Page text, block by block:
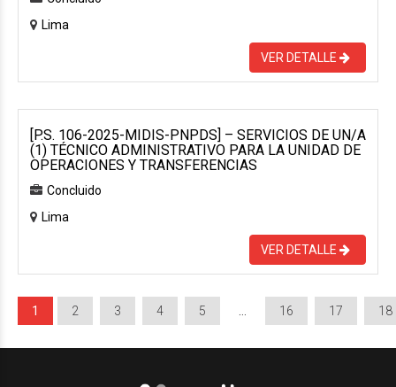
Lima
VER DETALLE
[P.S. 106-2025-MIDIS-PNPDS] – SERVICIOS DE UN/A
(1) TÉCNICO ADMINISTRATIVO PARA LA UNIDAD DE
OPERACIONES Y TRANSFERENCIAS
Concluido
Lima
VER DETALLE
1 2 3 4 5 16 17 18